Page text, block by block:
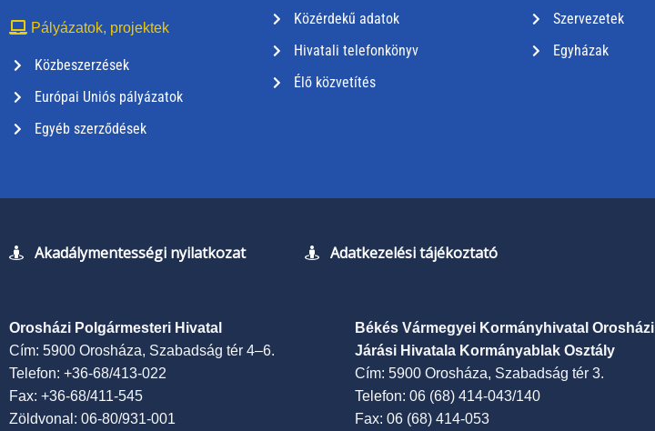
Pályázatok, projektek
Közbeszerzések
Európai Uniós pályázatok
Egyéb szerződések
Közérdekű adatok
Hivatali telefonkönyv
Élő közvetítés
Szervezetek
Egyházak
Akadálymentességi nyilatkozat Adatkezelési tájékoztató
Orosházi Polgármesteri Hivatal
Cím: 5900 Orosháza, Szabadság tér 4–6.
Telefon: +36-68/413-022
Fax: +36-68/411-545
Zöldvonal: 06-80/931-001
Békés Vármegyei Kormányhivatal Orosházi
Járási Hivatala Kormányablak Osztály
Cím: 5900 Orosháza, Szabadság tér 3.
Telefon: 06 (68) 414-043/140
Fax: 06 (68) 414-053